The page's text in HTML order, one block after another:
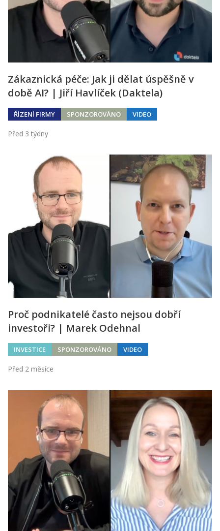
Zákaznická péče: Jak ji dělat úspěšně v
době AI? | Jiří Havlíček (Daktela)
ŘÍZENÍ FIRMY SPONZOROVÁNO VIDEO
Před 3 týdny
Proč podnikatelé často nejsou dobří
investoři? | Marek Odehnal
INVESTICE SPONZOROVÁNO VIDEO
Před 2 měsíce